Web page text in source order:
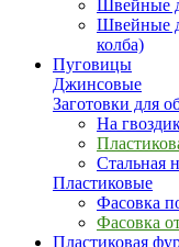
Швейные
Швейные
колба)
Пуговицы
Джинсовые
Заготовки для
На
Стальная
Пластиковые
Фасовка
Фасовка
Пластиковая